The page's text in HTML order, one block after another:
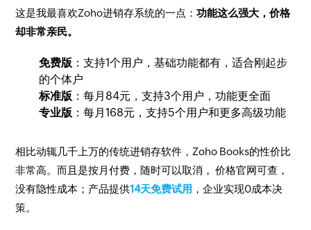
这是我最喜欢Zoho进销存系统的一点：功能这么强大，价格
却非常亲民。
免费版 ：支持1个用户，基础功能都有，适合刚起步
的个体户
标准版 ：每月84元，支持3个用户，功能更全面
专业版 ：每月168元，支持5个用户和更多高级功能
相比动辄几千上万的传统进销存软件，Zoho Books的性价比
非常高。而且是按月付费，随时可以取消， 价格官网可查，
没有隐性成本；产品提供14天免费试用 ，企业实现0成本决
策。